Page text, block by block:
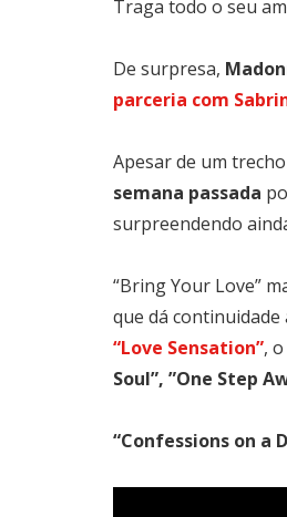
Traga todo o seu
De surpresa,
parceria com
Apesar de um
semana passada
surpreendendo
“Bring Your Love”
que dá continuidade
“Love Sensation”,
Soul”, ”One Step
“Confessions on a